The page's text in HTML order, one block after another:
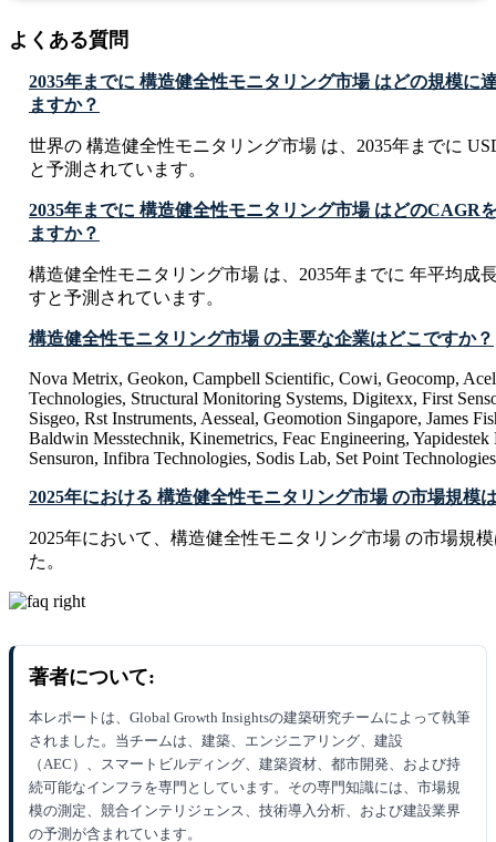
よくある質問
2035年までに 構造健全性モニタリング市場 はどの規模に
ますか？
世界の 構造健全性モニタリング市場 は、2035年までに
と予測されています。
2035年までに 構造健全性モニタリング市場 はどのCAGR
ますか？
構造健全性モニタリング市場 は、2035年までに 年平均成
すと予測されています。
構造健全性モニタリング市場 の主要な企業はどこですか？
Nova Metrix, Geokon, Campbell Scientific, Cowi, Geocomp,
Technologies, Structural Monitoring Systems, Digitexx, First
Sisgeo, Rst Instruments, Aesseal, Geomotion Singapore, James
Baldwin Messtechnik, Kinemetrics, Feac Engineering,
Sensuron, Infibra Technologies, Sodis Lab, Set Point Technologies
2025年における 構造健全性モニタリング市場 の市場規模
2025年において、構造健全性モニタリング市場 の市場規
た。
著者について:
本レポートは、Global Growth Insightsの建築研究チームによって執筆
されました。当チームは、建築、エンジニアリング、建設
（AEC）、スマートビルディング、建築資材、都市開発、および持
続可能なインフラを専門としています。その専門知識には、市場規
模の測定、競合インテリジェンス、技術導入分析、および建設業界
の予測が含まれています。